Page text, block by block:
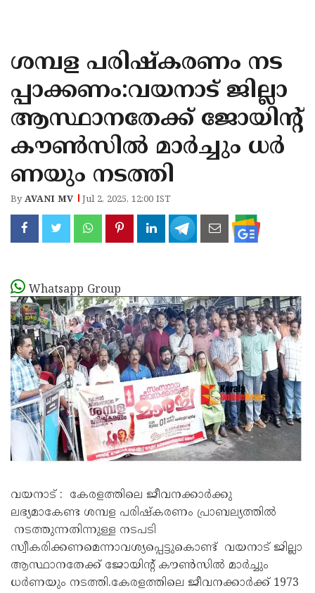
KANNUR
KASARAGOD
ശമ്പള പരിഷ്കരണം നട
പ്പാക്കണം:വയനാട് ജില്ലാ
ആസ്ഥാനതേക്ക് ജോയിൻ്റ്
കൗൺസിൽ മാർച്ചും ധർ
ണയും നടത്തി
ByAVANI MV Jul 2, 2025, 12:00 IST
Whatsapp Group
വയനാട് : കേരളത്തിലെ ജീവനക്കാർക്കു
ലഭ്യമാകേണ്ട ശമ്പള പരിഷ്കരണം പ്രാബല്യത്തിൽ
നടത്തുന്നതിന്നുള്ള നടപടി
സ്വീകരിക്കണമെന്നാവശ്യപ്പെട്ടുകൊണ്ട് വയനാട് ജില്ലാ
ആസ്ഥാനതേക്ക് ജോയിൻ്റ് കൗൺസിൽ മാർച്ചും
ധർണയും നടത്തി.കേരളത്തിലെ ജീവനക്കാർക്ക് 1973